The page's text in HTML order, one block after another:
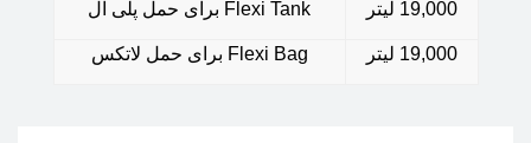
19,000 لیتر Flexi Tank برای حمل پلی ال
19,000 لیتر Flexi Bag برای حمل لاتکس